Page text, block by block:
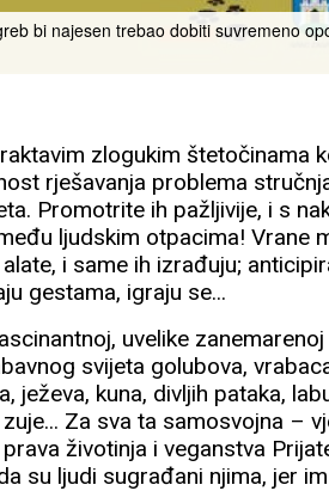
bi najesen trebao dobiti suvremeno
zlogukim štetočinama
rješavanja problema
Promotrite ih pažljivije, i s
ljudskim otpacima! Vrane
i same ih izrađuju;
gestama, igraju se...
uvelike
svijeta golubova,
ježeva, kuna, divljih pataka,
Za sva ta samosvojna –
životinja i veganstva
su ljudi sugrađani njima, jer